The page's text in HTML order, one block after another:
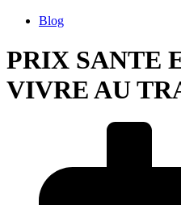
Blog
PRIX SANTE
VIVRE AU